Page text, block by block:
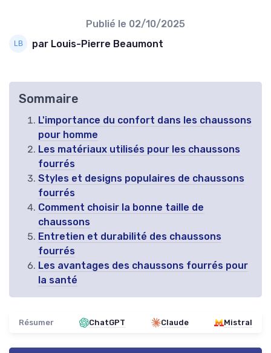
Publié le 02/10/2025
par Louis-Pierre Beaumont
Sommaire
L'importance du confort dans les chaussons
pour homme
Les matériaux utilisés pour les chaussons
fourrés
Styles et designs populaires de chaussons
fourrés
Comment choisir la bonne taille de
chaussons
Entretien et durabilité des chaussons
fourrés
Les avantages des chaussons fourrés pour
la santé
Résumer ChatGPT Claude Mistral